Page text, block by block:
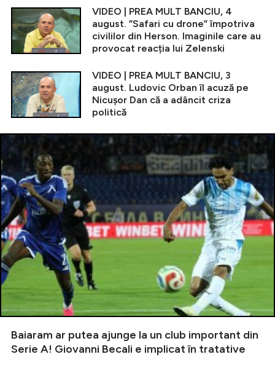
VIDEO | PREA MULT BANCIU, 4
august. ”Safari cu drone” împotriva
civililor din Herson. Imaginile care au
provocat reacția lui Zelenski
VIDEO | PREA MULT BANCIU, 3
august. Ludovic Orban îl acuză pe
Nicușor Dan că a adâncit criza
politică
Baiaram ar putea ajunge la un club important din
Serie A! Giovanni Becali e implicat în tratative